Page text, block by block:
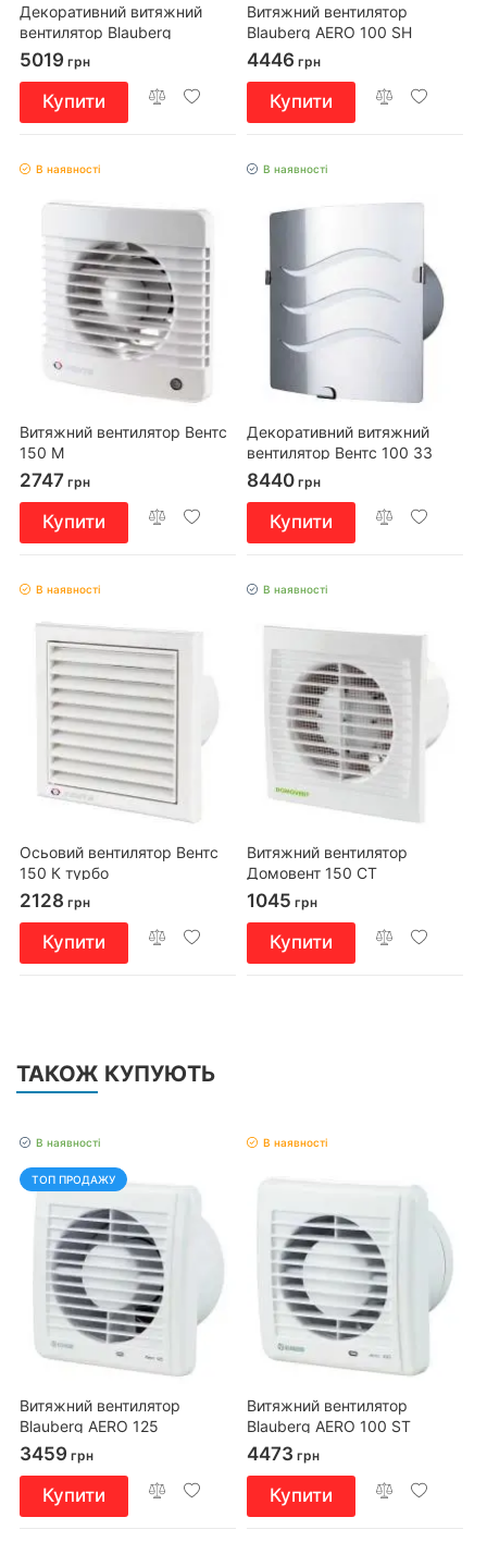
Декоративний витяжний
вентилятор Blauberg
QUATRO 125 T
5019 грн
Купити
Витяжний вентилятор
Blauberg AERO 100 SH
4446 грн
Купити
В наявності
Витяжний вентилятор Вентс
150 М
2747 грн
Купити
В наявності
Декоративний витяжний
вентилятор Вентс 100 З3
8440 грн
Купити
В наявності
Осьовий вентилятор Вентс
150 К турбо
2128 грн
Купити
В наявності
Витяжний вентилятор
Домовент 150 СТ
1045 грн
Купити
ТАКОЖ КУПУЮТЬ
В наявності
ТОП ПРОДАЖУ
Витяжний вентилятор
Blauberg AERO 125
3459 грн
Купити
В наявності
Витяжний вентилятор
Blauberg AERO 100 ST
4473 грн
Купити